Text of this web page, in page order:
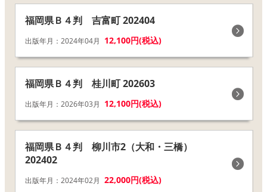
福岡県Ｂ４判 吉富町 202404
出版年月：2024年04月 12,100円(税込)
福岡県Ｂ４判 桂川町 202603
出版年月：2026年03月 12,100円(税込)
福岡県Ｂ４判 柳川市2（大和・三橋）
202402
出版年月：2024年02月 22,000円(税込)